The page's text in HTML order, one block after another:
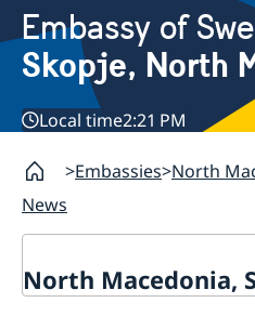
Embassy of
Skopje, North
Local time2:21 PM
Embassies North
News
North Macedonia,